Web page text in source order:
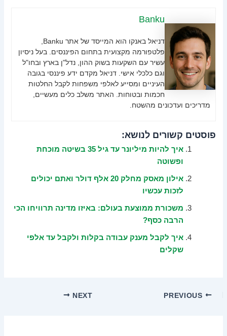
Banku
פלטפורמה מקצועית בתחום הפיננסים. בעל ניסיון
עשיר עם השקעות בשוק ההון, נדל"ן בארץ ובחו"ל
וגם כלכלי אישי. דניאל מקדם ידע פיננסי בגובה
העיניים ומסייע לאלפי משפחות לקבל החלטות
חכמות ובטוחות. האתר משלב כלים מעשיים,
מדריכים ועדכונים מהשטח.
פוסטים קשורים לנושא:
איך להיות מיליונר עד גיל 35 בשיטה מוכחת
ופשוטה
אילון מאסק מחלק 20 אלף דולר ואתם יכולים
לזכות עכשיו
משכורת ממוצעת בעולם: באיזו מדינה תרוויחו הכי
הרבה כסף?
איך לקבל מענק עבודה בקלות ולקבל עד אלפי
שקלים
NEXT